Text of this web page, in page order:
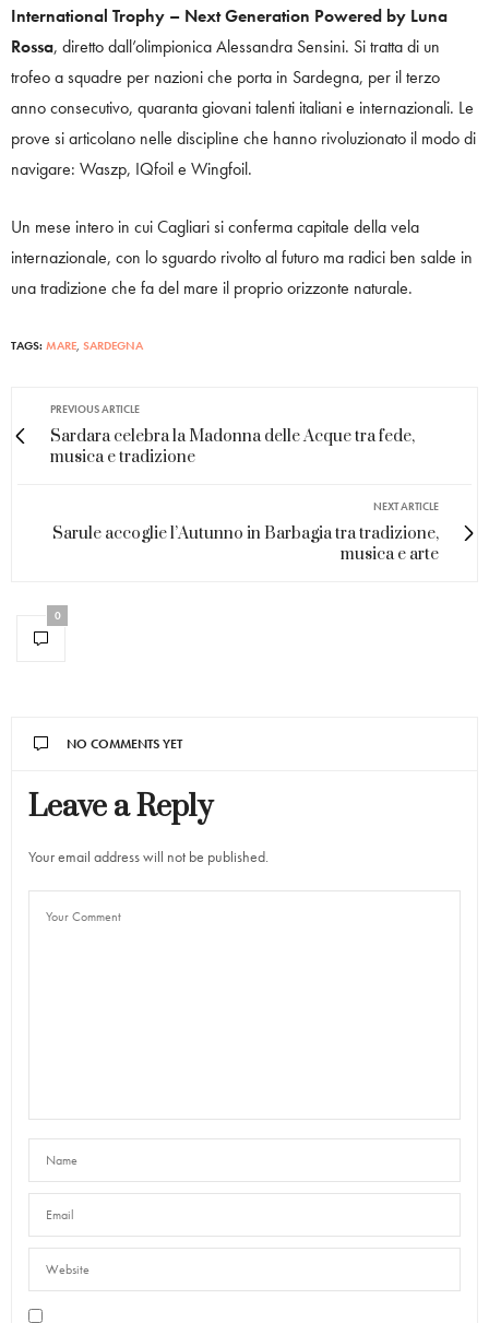
International Trophy – Next Generation Powered by Luna
Rossa, diretto dall’olimpionica Alessandra Sensini. Si tratta di un
trofeo a squadre per nazioni che porta in Sardegna, per il terzo
anno consecutivo, quaranta giovani talenti italiani e internazionali. Le
prove si articolano nelle discipline che hanno rivoluzionato il modo di
navigare: Waszp, IQfoil e Wingfoil.
Un mese intero in cui Cagliari si conferma capitale della vela
internazionale, con lo sguardo rivolto al futuro ma radici ben salde in
una tradizione che fa del mare il proprio orizzonte naturale.
TAGS: MARE SARDEGNA
PREVIOUS ARTICLE
Sardara celebra la Madonna delle Acque tra fede,
musica e tradizione
NEXT ARTICLE
Sarule accoglie l’Autunno in Barbagia tra tradizione,
musica e arte
0
NO COMMENTS YET
Leave a Reply
Your email address will not be published.